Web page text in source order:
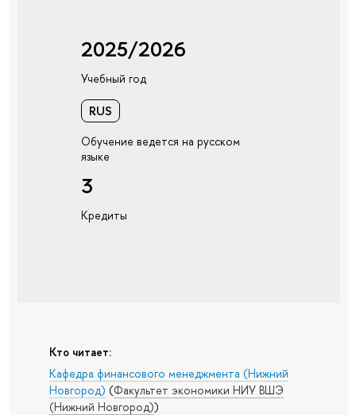
2025/2026
Учебный год
RUS
Обучение ведется на русском
языке
3
Кредиты
Кто читает:
Кафедра финансового менеджмента (Нижний
Новгород) (Факультет экономики НИУ ВШЭ
(Нижний Новгород))